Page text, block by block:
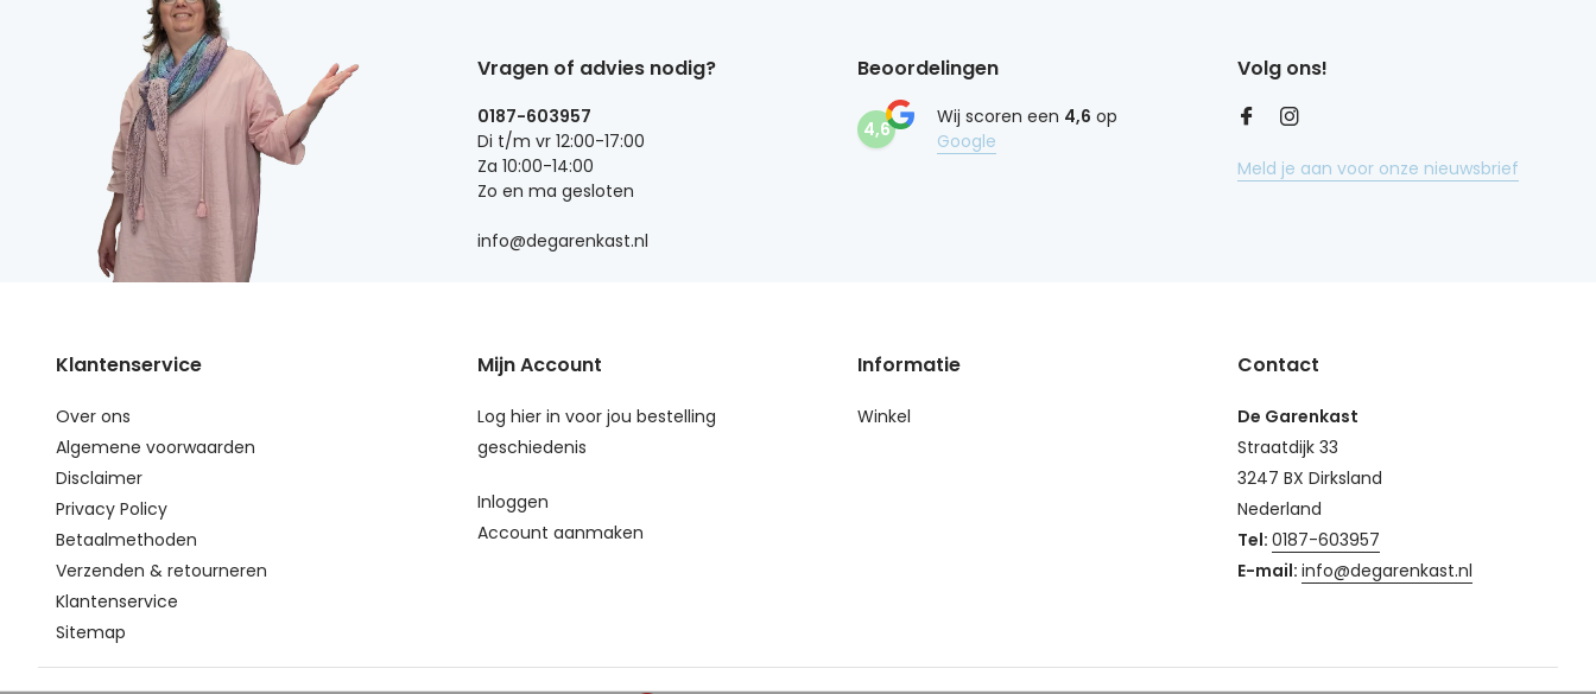
Vragen of advies nodig?
0187-603957
Di t/m vr 12:00-17:00
Za 10:00-14:00
Zo en ma gesloten
info@degarenkast.nl
Beoordelingen
4,6
Wij scoren een 4,6 op
Google
Volg ons!
Meld je aan voor onze nieuwsbrief
Klantenservice
Over ons
Algemene voorwaarden
Disclaimer
Privacy Policy
Betaalmethoden
Verzenden & retourneren
Klantenservice
Sitemap
Mijn Account
Log hier in voor jou bestelling
geschiedenis
Inloggen
Account aanmaken
Informatie
Winkel
Contact
De Garenkast
Straatdijk 33
3247 BX Dirksland
Nederland
Tel: 0187-603957
E-mail: info@degarenkast.nl